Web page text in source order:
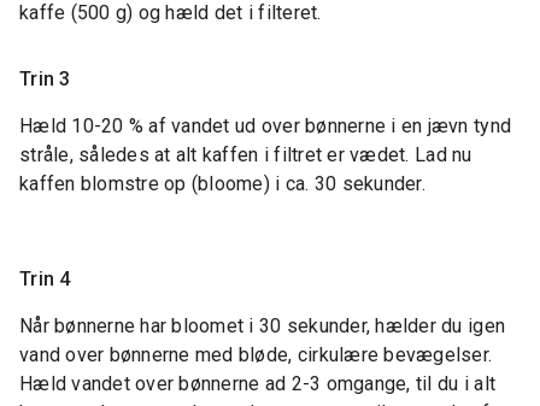
kaffe (500 g) og hæld det i filteret.
Trin 3
Hæld 10-20 % af vandet ud over bønnerne i en jævn tynd
stråle, således at alt kaffen i filtret er vædet. Lad nu
kaffen blomstre op (bloome) i ca. 30 sekunder.
Trin 4
Når bønnerne har bloomet i 30 sekunder, hælder du igen
vand over bønnerne med bløde, cirkulære bevægelser.
Hæld vandet over bønnerne ad 2-3 omgange, til du i alt